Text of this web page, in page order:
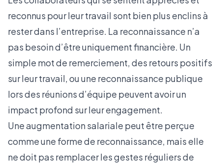
reconnus pour leur travail sont bien plus enclins à
rester dans l’entreprise. La reconnaissance n’a
pas besoin d’être uniquement financière. Un
simple mot de remerciement, des retours positifs
sur leur travail, ou une reconnaissance publique
lors des réunions d’équipe peuvent avoir un
impact profond sur leur engagement.
Une augmentation salariale peut être perçue
comme une forme de reconnaissance, mais elle
ne doit pas remplacer les gestes réguliers de